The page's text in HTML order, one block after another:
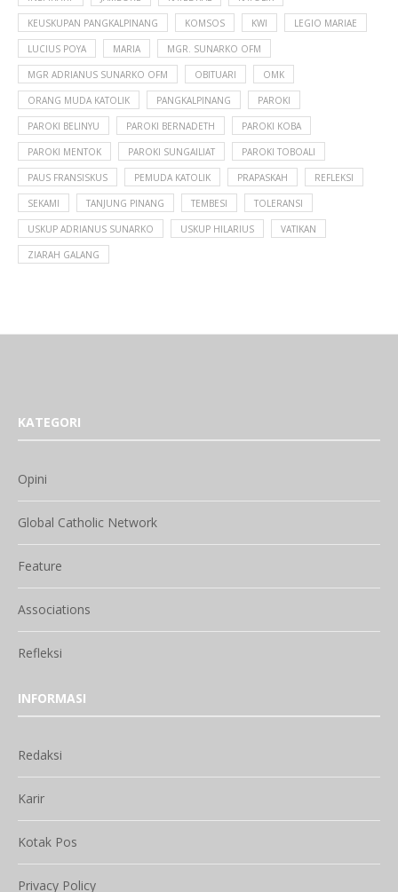
KEUSKUPAN PANGKALPINANG KOMSOS KWI LEGIO MARIAE
LUCIUS POYA MARIA MGR. SUNARKO OFM
MGR ADRIANUS SUNARKO OFM OBITUARI OMK
ORANG MUDA KATOLIK PANGKALPINANG PAROKI
PAROKI BELINYU PAROKI BERNADETH PAROKI KOBA
PAROKI MENTOK PAROKI SUNGAILIAT PAROKI TOBOALI
PAUS FRANSISKUS PEMUDA KATOLIK PRAPASKAH REFLEKSI
SEKAMI TANJUNG PINANG TEMBESI TOLERANSI
USKUP ADRIANUS SUNARKO USKUP HILARIUS VATIKAN
ZIARAH GALANG
KATEGORI
Opini
Global Catholic Network
Feature
Associations
Refleksi
INFORMASI
Redaksi
Karir
Kotak Pos
Privacy Policy